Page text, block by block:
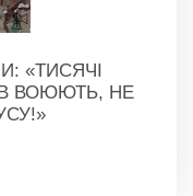
«ТИСЯЧІ
ВОЮЮТЬ, НЕ